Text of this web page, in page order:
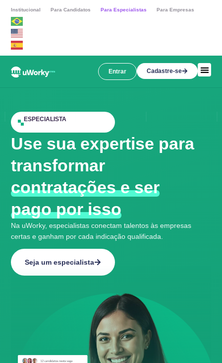
Institucional Para Candidatos Para Especialistas Para Empresas
Cadastre-se
Entrar
ESPECIALISTA
Use sua expertise para
transformar
contratações e ser
pago por isso
Na uWorky, especialistas conectam talentos às empresas
certas e ganham por cada indicação qualificada.
Seja um especialista